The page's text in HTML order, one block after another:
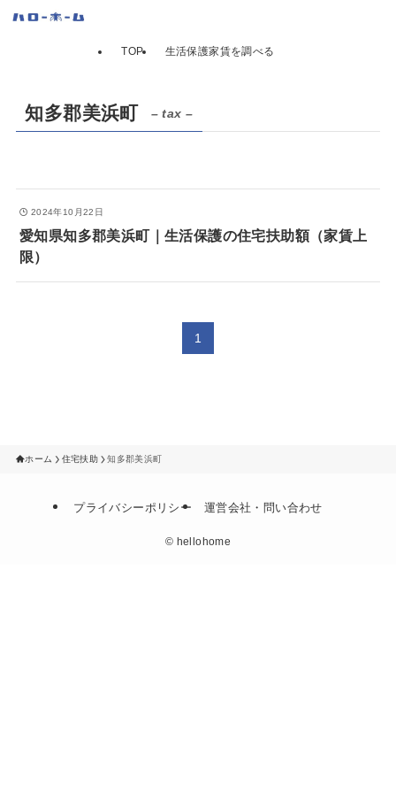
TOP 生活保護家賃を調べる
知多郡美浜町 – tax –
2024年10月22日
愛知県知多郡美浜町｜生活保護の住宅扶助額（家賃上
限）
1
ホーム 住宅扶助 知多郡美浜町
プライバシーポリシー 運営会社・問い合わせ
© hellohome